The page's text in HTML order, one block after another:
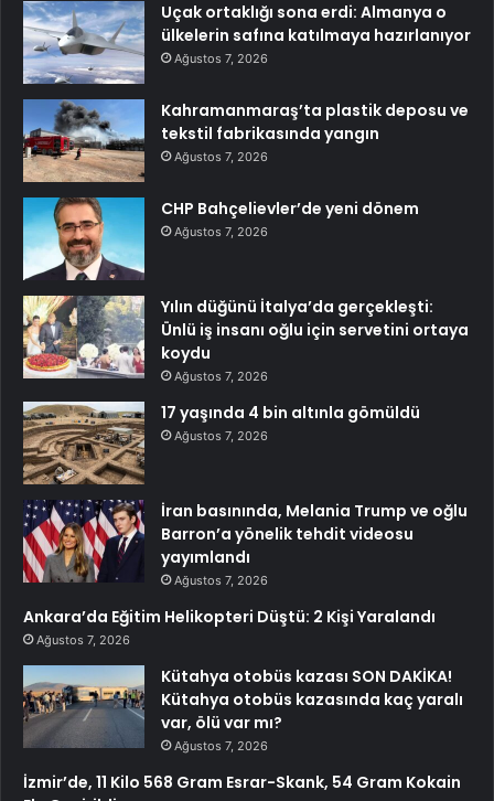
Uçak ortaklığı sona erdi: Almanya o
ülkelerin safına katılmaya hazırlanıyor
Ağustos 7, 2026
Kahramanmaraş’ta plastik deposu ve
tekstil fabrikasında yangın
Ağustos 7, 2026
CHP Bahçelievler’de yeni dönem
Ağustos 7, 2026
Yılın düğünü İtalya’da gerçekleşti:
Ünlü iş insanı oğlu için servetini ortaya
koydu
Ağustos 7, 2026
17 yaşında 4 bin altınla gömüldü
Ağustos 7, 2026
İran basınında, Melania Trump ve oğlu
Barron’a yönelik tehdit videosu
yayımlandı
Ağustos 7, 2026
Ankara’da Eğitim Helikopteri Düştü: 2 Kişi Yaralandı
Ağustos 7, 2026
Kütahya otobüs kazası SON DAKİKA!
Kütahya otobüs kazasında kaç yaralı
var, ölü var mı?
Ağustos 7, 2026
İzmir’de, 11 Kilo 568 Gram Esrar-Skank, 54 Gram Kokain